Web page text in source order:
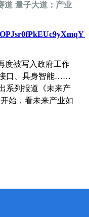
道 量子大道：产业
度被写入政府工作
口、具身智能……
系列报道《未来产
始，看未来产业如